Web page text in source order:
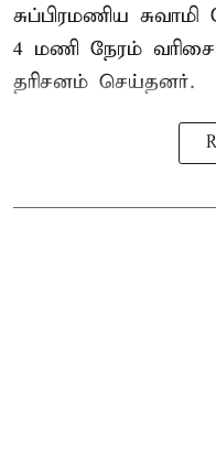
சுப்பிரமணிய
4 மணி நேரம்
தரிசனம் செய்தனர்.